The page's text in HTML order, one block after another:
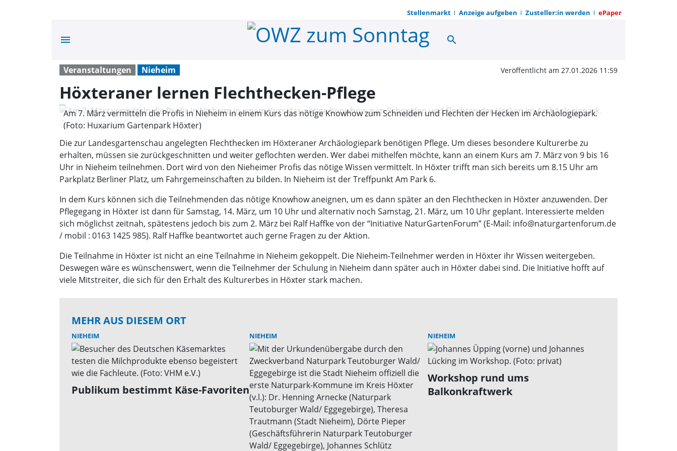
Stellenmarkt Anzeige aufgeben Zusteller:in werden ePaper
menu Höxteraner lernen Flechthecken-
search
Veranstaltungen Nieheim Veröffentlicht am 27.01.2026 11:59
Höxteraner lernen Flechthecken-Pflege
Am 7. März vermitteln die Profis in Nieheim in einem Kurs das nötige Knowhow zum Schneiden und Flechten der Hecken im Archäologiepark.
(Foto: Huxarium Gartenpark Höxter)
Die zur Landesgartenschau angelegten Flechthecken im Höxteraner Archäologiepark benötigen Pflege. Um dieses besondere Kulturerbe zu
erhalten, müssen sie zurückgeschnitten und weiter geflochten werden. Wer dabei mithelfen möchte, kann an einem Kurs am 7. März von 9 bis 16
Uhr in Nieheim teilnehmen. Dort wird von den Nieheimer Profis das nötige Wissen vermittelt. In Höxter trifft man sich bereits um 8.15 Uhr am
Parkplatz Berliner Platz, um Fahrgemeinschaften zu bilden. In Nieheim ist der Treffpunkt Am Park 6.
In dem Kurs können sich die Teilnehmenden das nötige Knowhow aneignen, um es dann später an den Flechthecken in Höxter anzuwenden. Der
Pflegegang in Höxter ist dann für Samstag, 14. März, um 10 Uhr und alternativ noch Samstag, 21. März, um 10 Uhr geplant. Interessierte melden
sich möglichst zeitnah, spätestens jedoch bis zum 2. März bei Ralf Haffke von der “Initiative NaturGartenForum” (E-Mail: info@naturgartenforum.de
/ mobil : 0163 1425 985). Ralf Haffke beantwortet auch gerne Fragen zu der Aktion.
Die Teilnahme in Höxter ist nicht an eine Teilnahme in Nieheim gekoppelt. Die Nieheim-Teilnehmer werden in Höxter ihr Wissen weitergeben.
Deswegen wäre es wünschenswert, wenn die Teilnehmer der Schulung in Nieheim dann später auch in Höxter dabei sind. Die Initiative hofft auf
viele Mitstreiter, die sich für den Erhalt des Kulturerbes in Höxter stark machen.
MEHR AUS DIESEM ORT
NIEHEIM
Publikum bestimmt Käse-Favoriten
NIEHEIM NIEHEIM
Workshop rund ums
Balkonkraftwerk